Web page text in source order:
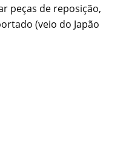
peças de reposição,
(veio do Japão